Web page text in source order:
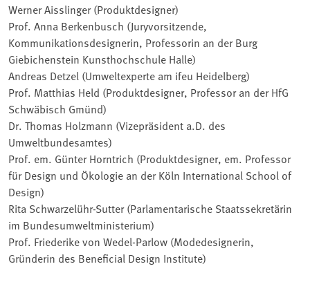
Werner Aisslinger (Produktdesigner)
Prof. Anna Berkenbusch (Juryvorsitzende,
Kommunikationsdesignerin, Professorin an der Burg
Giebichenstein Kunsthochschule Halle)
Andreas Detzel (Umweltexperte am ifeu Heidelberg)
Prof. Matthias Held (Produktdesigner, Professor an der HfG
Schwäbisch Gmünd)
Dr. Thomas Holzmann (Vizepräsident a.D. des
Umweltbundesamtes)
Prof. em. Günter Horntrich (Produktdesigner, em. Professor
für Design und Ökologie an der Köln International School of
Design)
Rita Schwarzelühr-Sutter (Parlamentarische Staatssekretärin
im Bundesumweltministerium)
Prof. Friederike von Wedel-Parlow (Modedesignerin,
Gründerin des Beneficial Design Institute)